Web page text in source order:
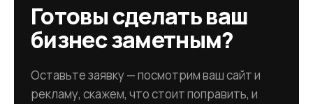
Готовы сделать ваш
бизнес заметным?
Оставьте заявку — посмотрим ваш сайт и
рекламу, скажем, что стоит поправить, и